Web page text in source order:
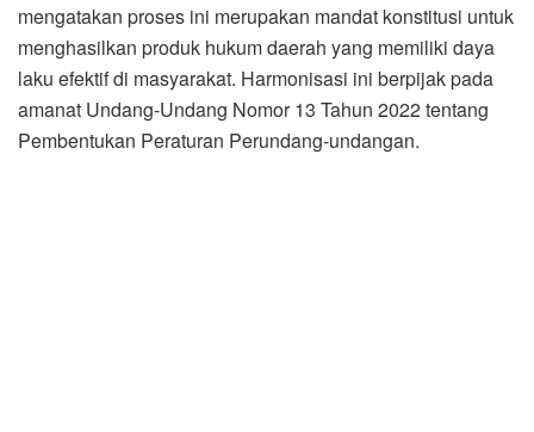
mengatakan proses ini merupakan mandat konstitusi untuk
menghasilkan produk hukum daerah yang memiliki daya
laku efektif di masyarakat. Harmonisasi ini berpijak pada
amanat Undang-Undang Nomor 13 Tahun 2022 tentang
Pembentukan Peraturan Perundang-undangan.